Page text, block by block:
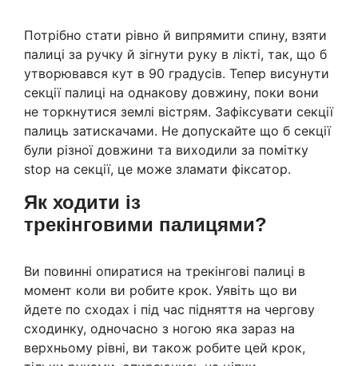
Потрібно стати рівно й випрямити спину, взяти
палиці за ручку й зігнути руку в лікті, так, що б
утворювався кут в 90 градусів. Тепер висунути
секції палиці на однакову довжину, поки вони
не торкнутися землі вістрям. Зафіксувати секції
палиць затискачами. Не допускайте що б секції
були різної довжини та виходили за помітку
stop на секції, це може зламати фіксатор.
Як ходити із
трекінговими палицями?
Ви повинні опиратися на трекінгові палиці в
момент коли ви робите крок. Уявіть що ви
йдете по сходах і під час підняття на чергову
сходинку, одночасно з ногою яка зараз на
верхньому рівні, ви також робите цей крок,